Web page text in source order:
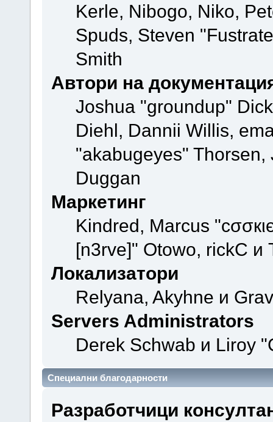
Kerle, Nibogo, Niko,
Spuds, Steven
Smith
Автори на
Joshua "groundup"
Diehl, Dannii Willis,
"akabugeyes"
Duggan
Маркетинг
Kindred, Marcus
[n3rve]" Otowo, rickC и
Локализатори
Relyana, Akyhne и
Servers Administrators
Derek Schwab и Liroy
Специални благодарности
Разработчици